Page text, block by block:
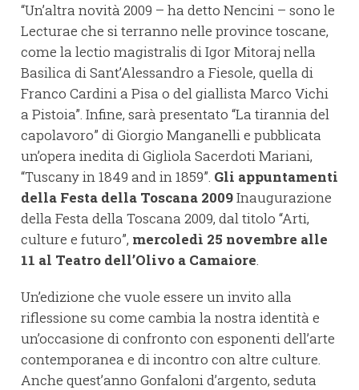
“Un’altra novità 2009 – ha detto Nencini – sono le
Lecturae che si terranno nelle province toscane,
come la lectio magistralis di Igor Mitoraj nella
Basilica di Sant’Alessandro a Fiesole, quella di
Franco Cardini a Pisa o del giallista Marco Vichi
a Pistoia”. Infine, sarà presentato “La tirannia del
capolavoro” di Giorgio Manganelli e pubblicata
un’opera inedita di Gigliola Sacerdoti Mariani,
“Tuscany in 1849 and in 1859”. Gli appuntamenti
della Festa della Toscana 2009Inaugurazione
della Festa della Toscana 2009, dal titolo “Arti,
culture e futuro”, mercoledì 25 novembre alle
11 al Teatro dell’Olivo a Camaiore.
Un’edizione che vuole essere un invito alla
riflessione su come cambia la nostra identità e
un’occasione di confronto con esponenti dell’arte
contemporanea e di incontro con altre culture.
Anche quest’anno Gonfaloni d’argento, seduta